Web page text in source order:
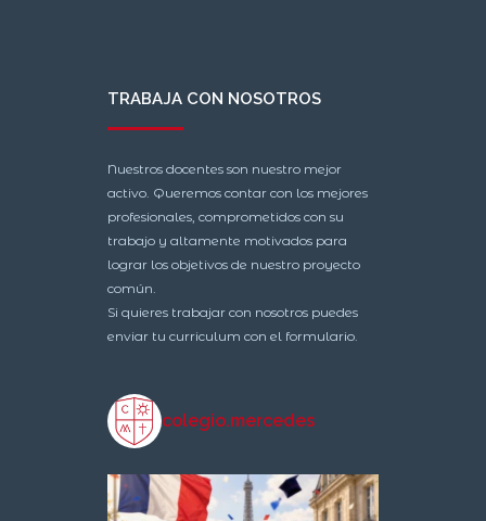
TRABAJA CON NOSOTROS
Nuestros docentes son nuestro mejor
activo. Queremos contar con los mejores
profesionales, comprometidos con su
trabajo y altamente motivados para
lograr los objetivos de nuestro proyecto
común.
Si quieres trabajar con nosotros puedes
enviar tu curriculum con el formulario.
colegio.mercedes